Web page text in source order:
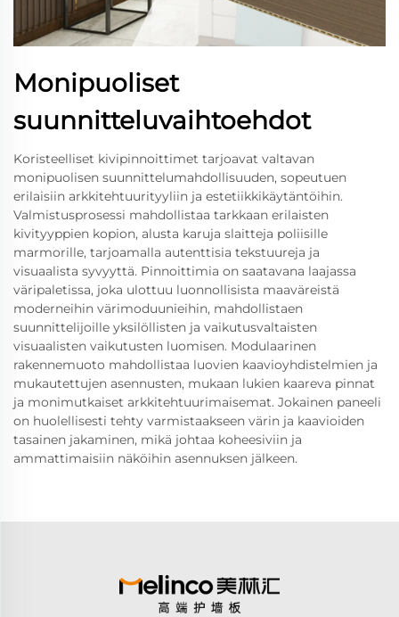
Monipuoliset
suunnitteluvaihtoehdot
Koristeelliset kivipinnoittimet tarjoavat valtavan
monipuolisen suunnittelumahdollisuuden, sopeutuen
erilaisiin arkkitehtuurityyliin ja estetiikkikäytäntöihin.
Valmistusprosessi mahdollistaa tarkkaan erilaisten
kivityyppien kopion, alusta karuja slaitteja poliisille
marmorille, tarjoamalla autenttisia tekstuureja ja
visuaalista syvyyttä. Pinnoittimia on saatavana laajassa
väripaletissa, joka ulottuu luonnollisista maaväreistä
moderneihin värimoduunieihin, mahdollistaen
suunnittelijoille yksilöllisten ja vaikutusvaltaisten
visuaalisten vaikutusten luomisen. Modulaarinen
rakennemuoto mahdollistaa luovien kaavioyhdistelmien ja
mukautettujen asennusten, mukaan lukien kaareva pinnat
ja monimutkaiset arkkitehtuurimaisemat. Jokainen paneeli
on huolellisesti tehty varmistaakseen värin ja kaavioiden
tasainen jakaminen, mikä johtaa koheesiviin ja
ammattimaisiin näköihin asennuksen jälkeen.